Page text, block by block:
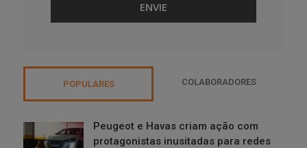
POPULARES COLABORADORES
Peugeot e Havas criam ação com
protagonistas inusitadas para redes